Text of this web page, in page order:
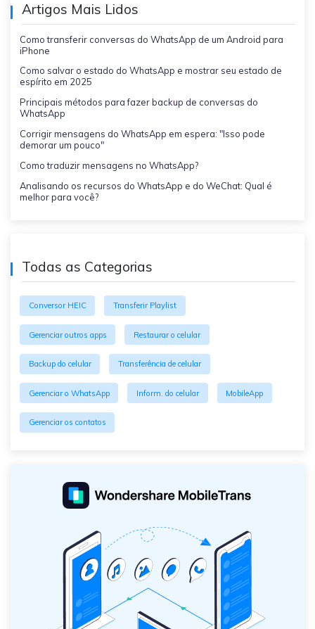
Artigos Mais Lidos
Como transferir conversas do WhatsApp de um Android para
iPhone
Como salvar o estado do WhatsApp e mostrar seu estado de
espírito em 2025
Principais métodos para fazer backup de conversas do
WhatsApp
Corrigir mensagens do WhatsApp em espera: "Isso pode
demorar um pouco"
Como traduzir mensagens no WhatsApp?
Analisando os recursos do WhatsApp e do WeChat: Qual é
melhor para você?
Todas as Categorias
Conversor HEIC Transferir Playlist
Gerenciar outros apps Restaurar o celular
Backup do celular Transferência de celular
Gerenciar o WhatsApp Inform. do celular MobileApp
Gerenciar os contatos